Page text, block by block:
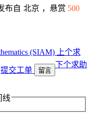
布自 北京 ，悬赏 500
上个求
下个求助
提交工单 留言
线